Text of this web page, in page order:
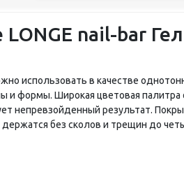
LONGE nail-bar
использовать в качестве
и формы. Широкая цветовая палитра
непревзойденный результат.
без сколов и трещин до